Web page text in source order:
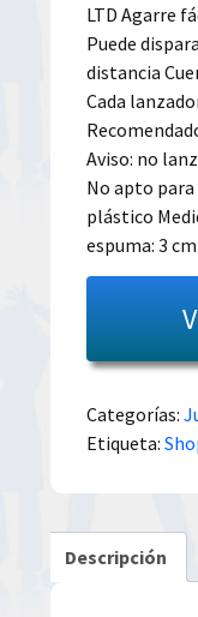
LTD Agarre
Puede
distancia
Cada
Aviso: no
No apto
plástico
espuma: 3 cm
Categorías:
Etiqueta:
Descripción